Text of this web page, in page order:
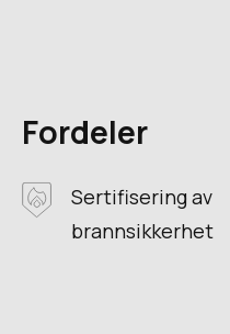
Fordeler
Sertifisering av
brannsikkerhet